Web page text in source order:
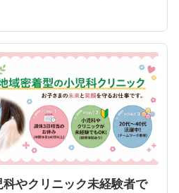
ます！ 年2回の評価やインセンテ
て評価する制度をご用意してい
性向上はもちろんのこと、スタ
科やクリニック未経験者で